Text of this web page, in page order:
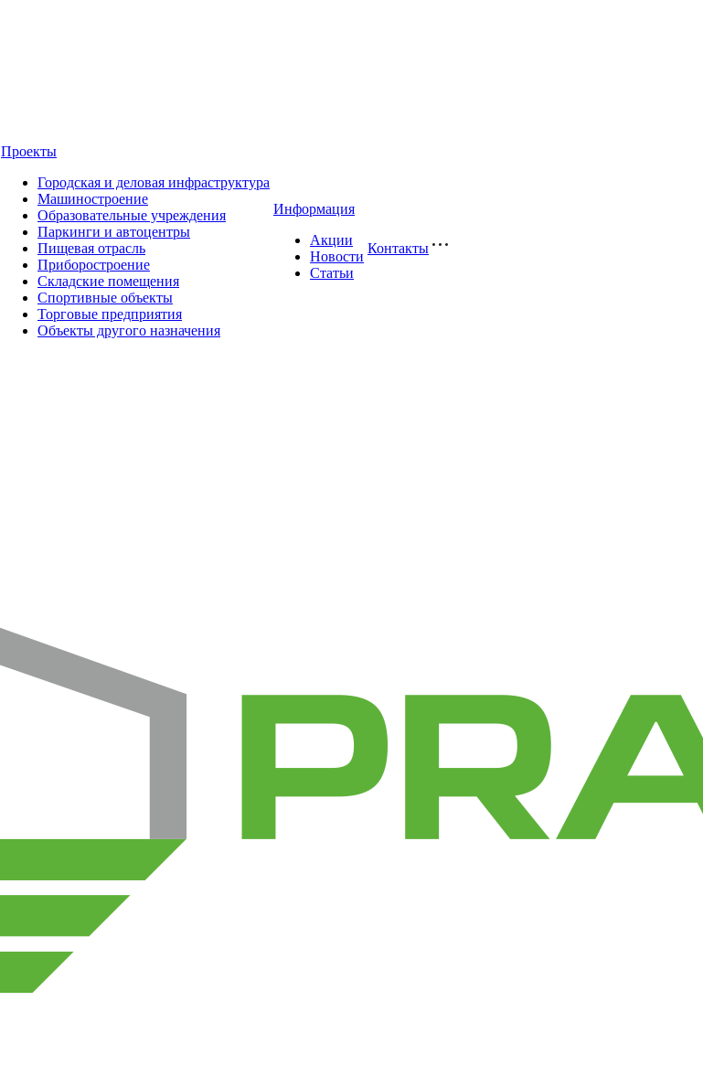
Проекты
Городская и деловая инфраструктура
Машиностроение
Образовательные учреждения
Паркинги и автоцентры
Пищевая отрасль
Приборостроение
Складские помещения
Спортивные объекты
Торговые предприятия
Объекты другого назначения
Информация
Акции
Новости
Статьи
Контакты